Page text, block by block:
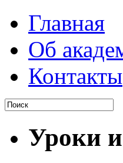
Главная
Об
Контакты
Уроки